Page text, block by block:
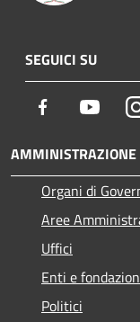
SEGUICI SU
Facebook
AMMINISTRAZIONE
Organi di
Aree
Uffici
Enti e
Politici